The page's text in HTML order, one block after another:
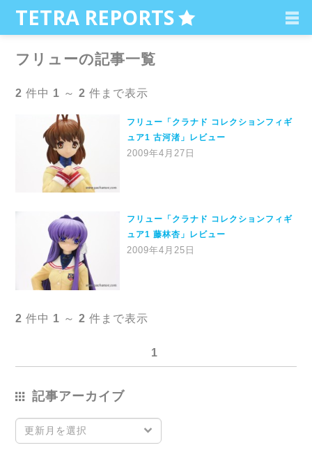
TETRA REPORTS C
フリューの記事一覧
2 件中 1 ～2 件まで表示
フリュー「クラナド コレクションフィギ
ュア1 古河渚」レビュー
2009年4月27日
フリュー「クラナド コレクションフィギ
ュア1 藤林杏」レビュー
2009年4月25日
2 件中 1 ～2 件まで表示
1
記事アーカイブ
更新月を選択